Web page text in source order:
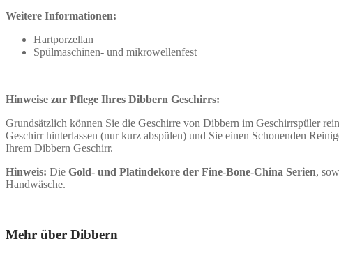
Weitere Informationen:
Hartporzellan
Spülmaschinen- und mikrowellenfest
Hinweise zur Pflege Ihres Dibbern Geschirrs:
Grundsätzlich können Sie die Geschirre von Dibbern im Geschirrspüler
Geschirr hinterlassen (nur kurz abspülen) und Sie einen Schonenden
Ihrem Dibbern Geschirr.
Hinweis: Die Gold- und Platindekore der Fine-Bone-China Serien,
Handwäsche.
Mehr über Dibbern